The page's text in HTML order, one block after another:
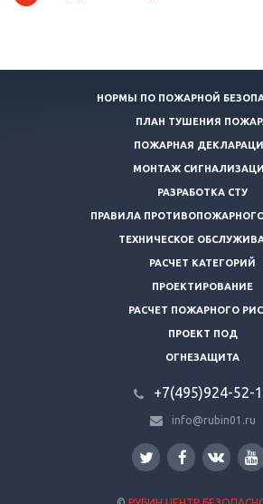
НОРМЫ ПО ПОЖАРНОЙ
ПЛАН ТУШЕНИЯ
ПОЖАРНАЯ
МОНТАЖ
РАЗРАБОТКА СТУ
ПРАВИЛА
ТЕХНИЧЕСКОЕ
РАСЧЕТ КАТЕГОРИЙ
ПРОЕКТИРОВАНИЕ
РАСЧЕТ ПОЖАРНОГО
ПРОЕКТ ПОД
ОГНЕЗАЩИТА
+7(495)924-52-
info@rubin01.ru